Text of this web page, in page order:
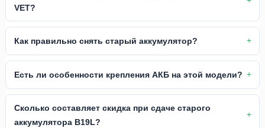
VET?
Как правильно снять старый аккумулятор?
Есть ли особенности крепления АКБ на этой модели?
Сколько составляет скидка при сдаче старого
аккумулятора B19L?